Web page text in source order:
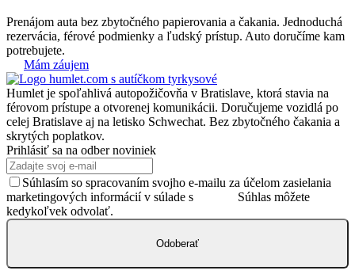
Prenájom auta bez zbytočného papierovania a čakania. Jednoduchá
rezervácia, férové podmienky a ľudský prístup. Auto doručíme kam
potrebujete.
Mám záujem
Humlet je spoľahlivá autopožičovňa v Bratislave, ktorá stavia na
férovom prístupe a otvorenej komunikácii. Doručujeme vozidlá po
celej Bratislave aj na letisko Schwechat. Bez zbytočného čakania a
skrytých poplatkov.
Prihlásiť sa na odber noviniek
Súhlasím so spracovaním svojho e-mailu za účelom zasielania
marketingových informácií v súlade s
Súhlas môžete
kedykoľvek odvolať.
Odoberať